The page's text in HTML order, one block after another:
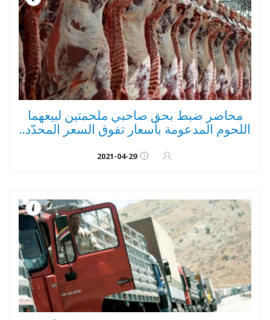
محاضر ضبط بحق صاحبي ملحمتين لبيعهما
اللحوم المدعومة بأسعار تفوق السعر المحدّد..
2021-04-29